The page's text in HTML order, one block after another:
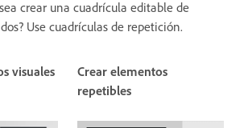
crear una cuadrícula editable de
Use cuadrículas de repetición.
visuales
Crear elementos
repetibles